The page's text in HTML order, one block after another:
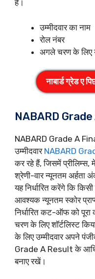
है।
उम्मीदवार का नाम
रोल नंबर
अगले चरण के लिए
नाबार्ड ग्रेड ए
NABARD
NABARD Grade A
उम्मीदवार NABARD
कर रहे हैं, जिसमें
श्रेणी-वार न्यूनतम
यह निर्धारित करेंगे कि
आवश्यक न्यूनतम स्कोर
निर्धारित कट-ऑफ को
चरण के लिए शॉर्टलिस्ट
के लिए उम्मीदवार अपने
Grade A Result के
बनाए रखें।